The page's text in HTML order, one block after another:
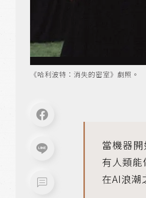
《哈利波特：消失的密室》劇照。
當機器
有人類
在AI浪潮